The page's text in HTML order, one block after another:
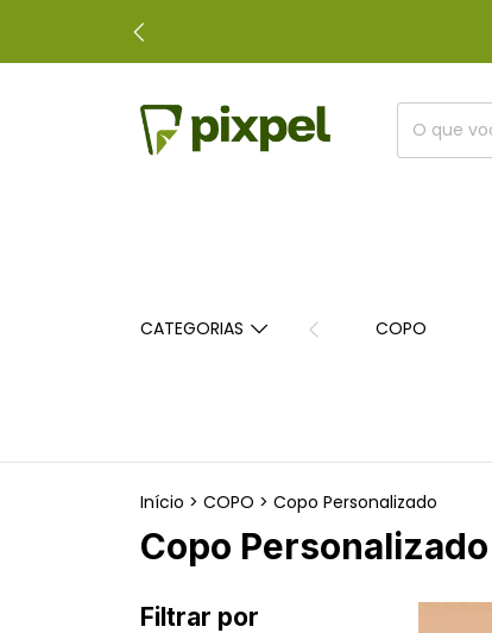
CATEGORIAS COPO
Início > COPO > Copo Personalizado
Copo Personalizado
Filtrar por